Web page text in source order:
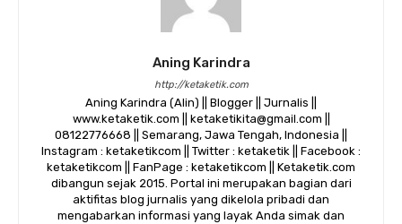
Aning Karindra
http://ketaketik.com
Aning Karindra (Alin) || Blogger || Jurnalis ||
www.ketaketik.com || ketaketikita@gmail.com ||
08122776668 || Semarang, Jawa Tengah, Indonesia ||
Instagram : ketaketikcom || Twitter : ketaketik || Facebook :
ketaketikcom || FanPage : ketaketikcom || Ketaketik.com
dibangun sejak 2015. Portal ini merupakan bagian dari
aktifitas blog jurnalis yang dikelola pribadi dan
mengabarkan informasi yang layak Anda simak dan